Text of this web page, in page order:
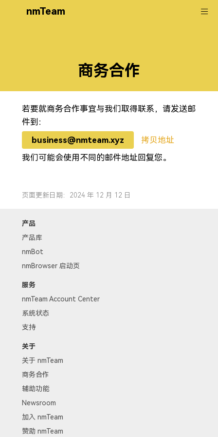
nmTeam
商务合作
若要就商务合作事宜与我们取得联系，请发送邮
件到：
business@nmteam.xyz
拷贝地址
我们可能会使用不同的邮件地址回复您。
页面更新日期：2024 年 12 月 12 日
产品
产品库
nmBot
nmBrowser 启动页
服务
nmTeam Account Center
系统状态
支持
关于
关于 nmTeam
商务合作
辅助功能
Newsroom
加入 nmTeam
赞助 nmTeam